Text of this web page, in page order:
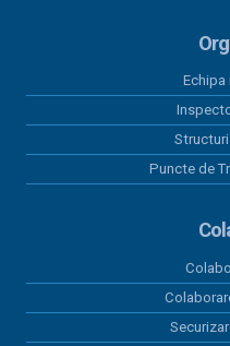
Echipa
Puncte de